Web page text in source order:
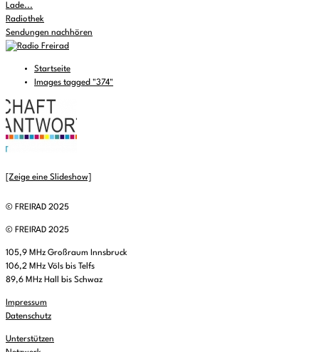
Lade...
Radiothek
Sendungen nachhören
Startseite
Images tagged "374"
[Zeige eine Slideshow]
© FREIRAD 2025
© FREIRAD 2025
105,9 MHz Großraum Innsbruck
106,2 MHz Völs bis Telfs
89,6 MHz Hall bis Schwaz
Impressum
Datenschutz
Unterstützen